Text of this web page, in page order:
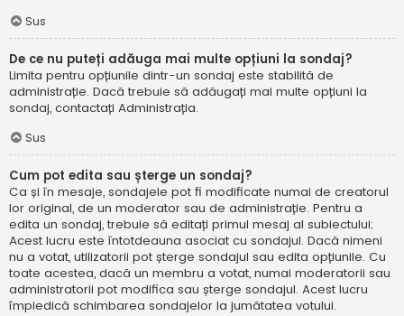
Sus
De ce nu puteți adăuga mai multe opțiuni la sondaj?
Limita pentru opțiunile dintr-un sondaj este stabilită de
administrație. Dacă trebuie să adăugați mai multe opțiuni la
sondaj, contactați Administrația.
Sus
Cum pot edita sau șterge un sondaj?
Ca și în mesaje, sondajele pot fi modificate numai de creatorul
lor original, de un moderator sau de administrație. Pentru a
edita un sondaj, trebuie să editați primul mesaj al subiectului;
Acest lucru este întotdeauna asociat cu sondajul. Dacă nimeni
nu a votat, utilizatorii pot șterge sondajul sau edita opțiunile. Cu
toate acestea, dacă un membru a votat, numai moderatorii sau
administratorii pot modifica sau șterge sondajul. Acest lucru
împiedică schimbarea sondajelor la jumătatea votului.